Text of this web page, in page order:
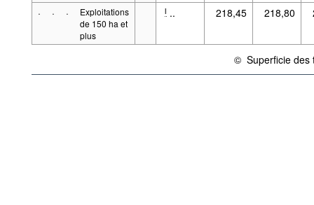
· · ·
Exploitations
de 150 ha et
plus
l .. 218,45 218,80
©
{link} Conditions
Superficie